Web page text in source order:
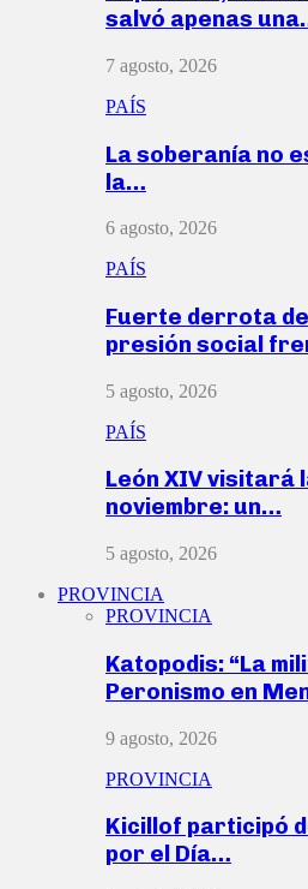
salvó apenas
7 agosto, 2026
PAÍS
La soberanía no
la…
6 agosto, 2026
PAÍS
Fuerte derrota
presión social
5 agosto, 2026
PAÍS
León XIV visitará
noviembre: un…
5 agosto, 2026
PROVINCIA
PROVINCIA
Katopodis: “La
Peronismo en
9 agosto, 2026
PROVINCIA
Kicillof participó
por el Día…